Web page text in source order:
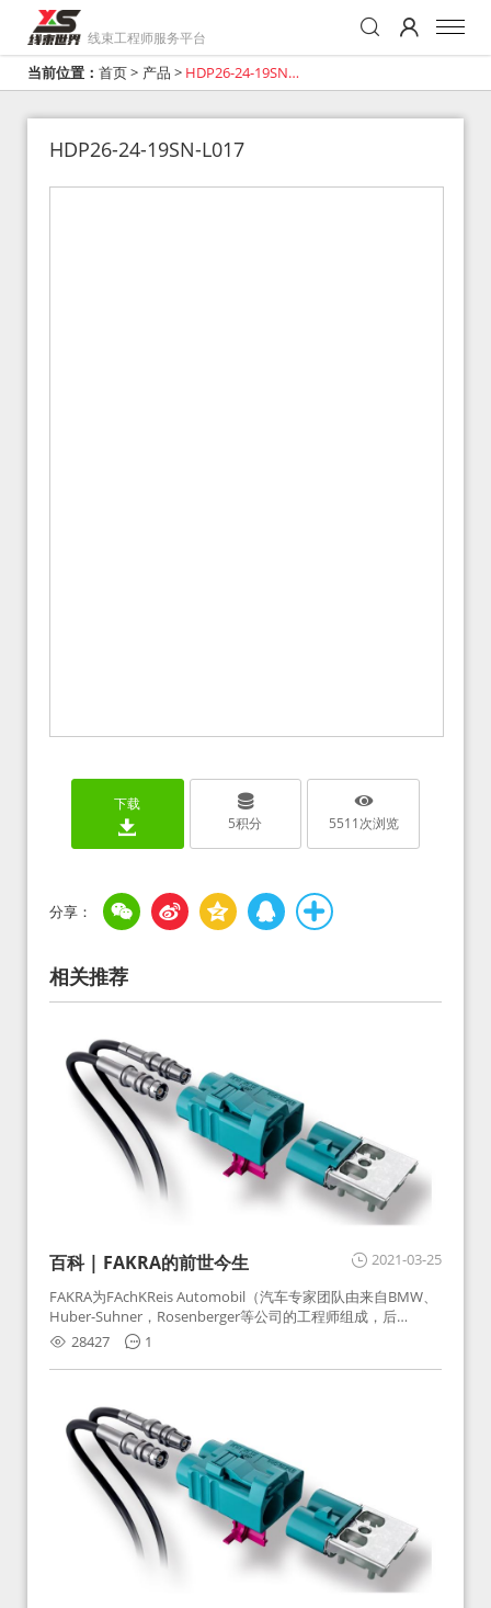
线束工程师服务平台
当前位置： 首页> 产品 > HDP26-24-19SN-
HDP26-24-19SN-L017
下载
5积分 5511次浏览
相关推荐
2021-03-25
百科 | FAKRA的前世今生
FAKRA为FAchKReis Automobil（汽车专家团队由来自BMW、
Huber-Suhner，Rosenberger等公司的工程师组成，后
Huber-Suhner相关连接器业务及技术在2010年并入
Rosenberger）缩写。起初为BMW需求用于车载收音机天线连
接，如今FAKRA已成为汽车行业通用标准的射频连接器，被业
28427 1